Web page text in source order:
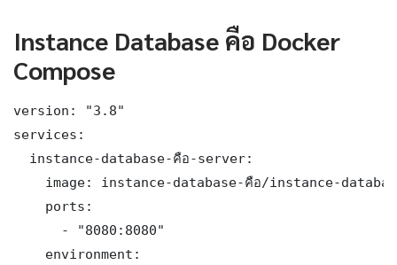
Instance Database คือ Docker
Compose
version: "3.8"
services:
  instance-database-คือ-server:
image: instance-database-คือ/instance-
    ports:
      - "8080:8080"
    environment: